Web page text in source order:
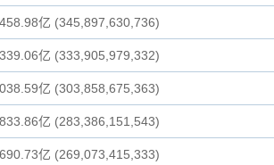
亿 (345,897,630,736)
亿 (333,905,979,332)
亿 (303,858,675,363)
亿 (283,386,151,543)
亿 (269,073,415,333)